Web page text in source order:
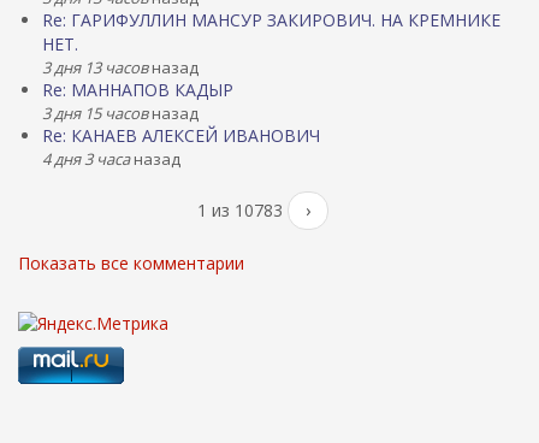
Re: ГАРИФУЛЛИН МАНСУР ЗАКИРОВИЧ. НА КРЕМНИКЕ
НЕТ.
3 дня 13 часовназад
Re: МАННАПОВ КАДЫР
3 дня 15 часовназад
Re: КАНАЕВ АЛЕКСЕЙ ИВАНОВИЧ
4 дня 3 часаназад
1 из 10783 ›
Показать все комментарии